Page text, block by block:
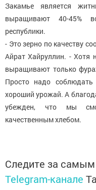
Закамье является
выращивают 40-45%
республики.
- Это зерно по качеству
Айрат Хайруллин. - Хотя
выращивают только
Просто надо
хороший урожай. А
убежден, что мы
качественным хлебом.
Следите за
Telegram-канале